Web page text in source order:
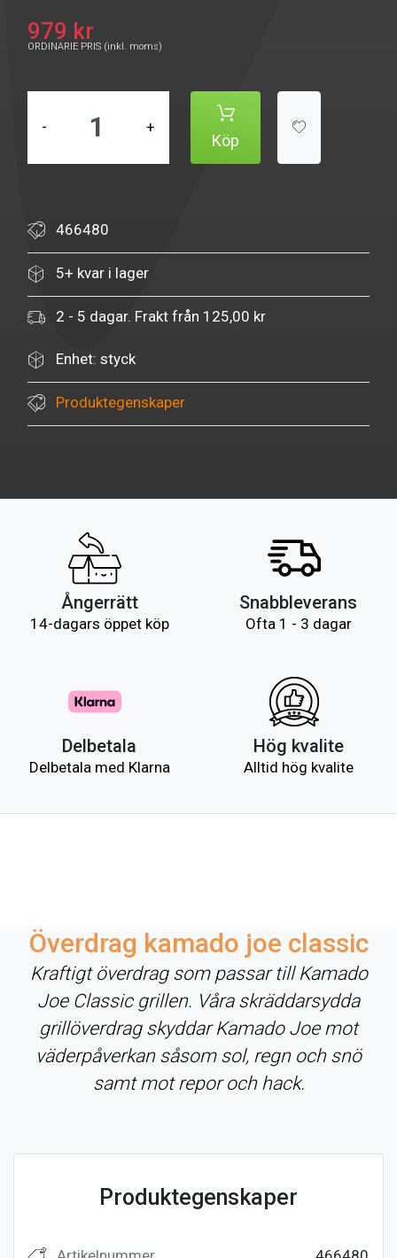
979 kr
ORDINARIE PRIS (inkl. moms)
- +
Köp
466480
5+ kvar i lager
2 - 5 dagar. Frakt från 125,00 kr
Enhet: styck
Produktegenskaper
Ångerrätt
14-dagars öppet köp
Snabbleverans
Ofta 1 - 3 dagar
Delbetala
Delbetala med Klarna
Hög kvalite
Alltid hög kvalite
Överdrag kamado joe classic
Kraftigt överdrag som passar till Kamado
Joe Classic grillen. Våra skräddarsydda
grillöverdrag skyddar Kamado Joe mot
väderpåverkan såsom sol, regn och snö
samt mot repor och hack.
Produktegenskaper